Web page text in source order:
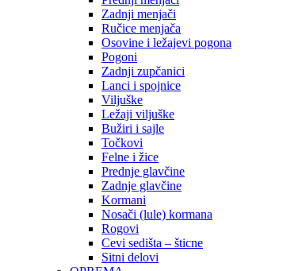
Zadnji menjači
Ručice menjača
Osovine i ležajevi pogona
Pogoni
Zadnji zupčanici
Lanci i spojnice
Viljuške
Ležaji viljuške
Bužiri i sajle
Točkovi
Felne i žice
Prednje glavčine
Zadnje glavčine
Kormani
Nosači (lule) kormana
Rogovi
Cevi sedišta – šticne
Sitni delovi